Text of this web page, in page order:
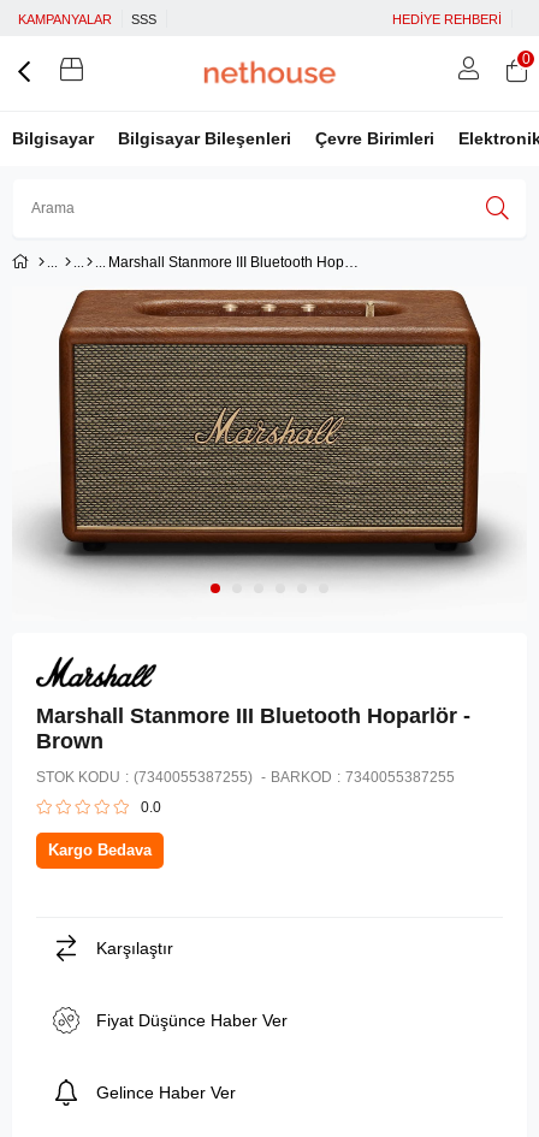
KAMPANYALAR SSS HEDİYE REHBERİ
Bilgisayar Bilgisayar Bileşenleri Çevre Birimleri
Facebook İle Bağlan
Google İle Bağlan
0
Marshall Stanmore III Bluetooth Hoparlör - Brown
Marshall Stanmore III Bluetooth Hoparlör -
Brown
STOK KODU (7340055387255) BARKOD : 7340055387255
0.0
Kargo Bedava
Karşılaştır
Fiyat Düşünce Haber Ver
Gelince Haber Ver